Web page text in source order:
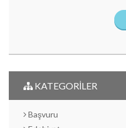
KATEGORİLER
Başvuru